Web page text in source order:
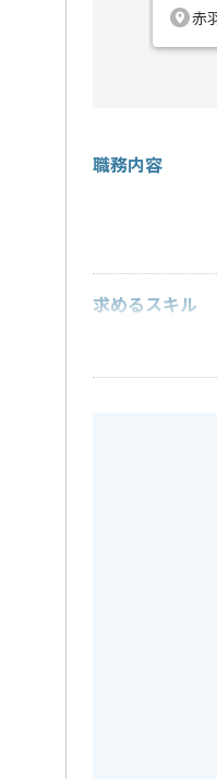
赤
職務内容
求めるスキル
レバテックで
PMOの経験を
ご経験と実績
新しいアイデ
経験豊富なメ
スキルアップ
リモート作業